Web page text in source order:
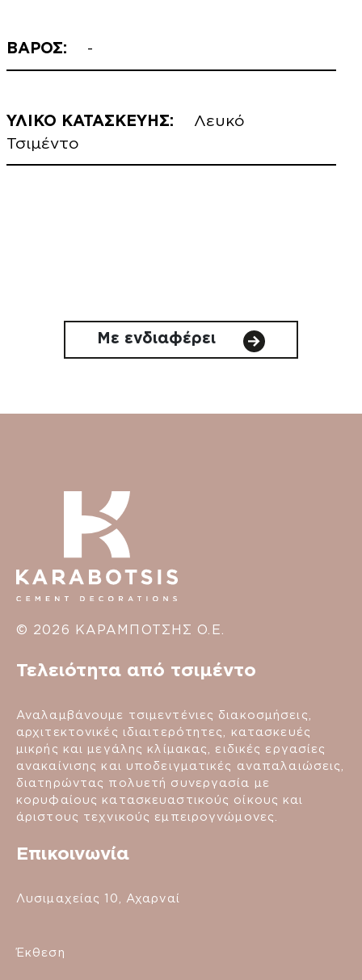
ΒΑΡΟΣ: -
ΥΛΙΚΟ ΚΑΤΑΣΚΕΥΗΣ:
Λευκό
Τσιμέντο
Με ενδιαφέρει
© 2026 ΚΑΡΑΜΠΟΤΣΗΣ Ο.Ε.
Τελειότητα από τσιμέντο
Αναλαμβάνουμε τσιμεντένιες διακοσμήσεις,
αρχιτεκτονικές ιδιαιτερότητες, κατασκευές
μικρής και μεγάλης κλίμακας, ειδικές εργασίες
ανακαίνισης και υποδειγματικές αναπαλαιώσεις,
διατηρώντας πολυετή συνεργασία με
κορυφαίους κατασκευαστικούς οίκους και
άριστους τεχνικούς εμπειρογνώμονες.
Επικοινωνία
Λυσιμαχείας 10, Αχαρναί
Έκθεση